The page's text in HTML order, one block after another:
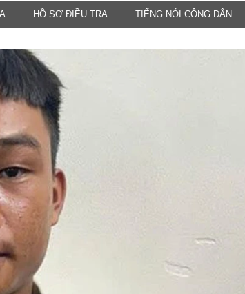
KINH TẾ
Tài chính - Ngân
hàng
Kinh tế vĩ mô
Hồ sơ doanh
nghiệp
Xu hướng thị
trường
Tiêu dùng và dư
luận
Công nghệ
XÃ HỘI
HỒ SƠ ĐIỀU TRA TIẾNG NÓI CÔNG DÂN